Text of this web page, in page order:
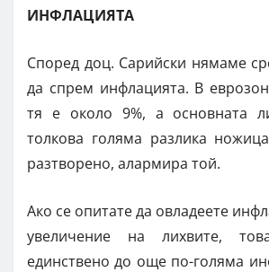
ИНФЛАЦИЯТА
Според доц. Сарийски нямаме
да спрем инфлацията. В
тя е около 9%, а основната
толкова голяма разлика
разтворено, алармира той.
Ако се опитате да овладеете
увеличение на лихвите,
единствено до още по-голяма